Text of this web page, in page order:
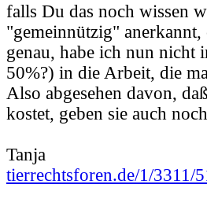
falls Du das noch wissen
"gemeinnützig"
genau, habe ich nun nicht
50%?) in die Arbeit, die
Also abgesehen davon,
kostet, geben sie auch
Tanja
tierrechtsforen.de/1/3311/